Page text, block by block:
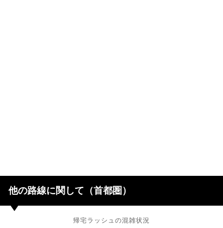
他の路線に関して（首都圏）
帰宅ラッシュの混雑状況